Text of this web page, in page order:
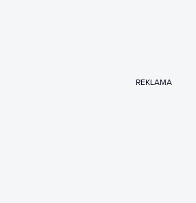
REKLAMA